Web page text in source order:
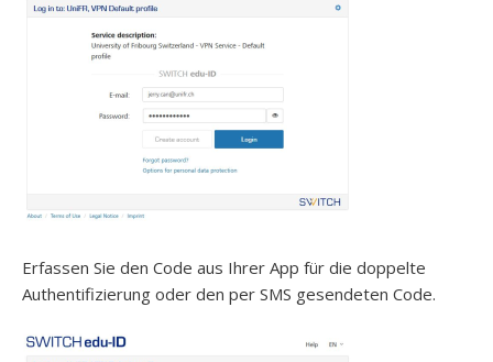
Erfassen Sie den Code aus Ihrer App für die doppelte
Authentifizierung oder den per SMS gesendeten Code.